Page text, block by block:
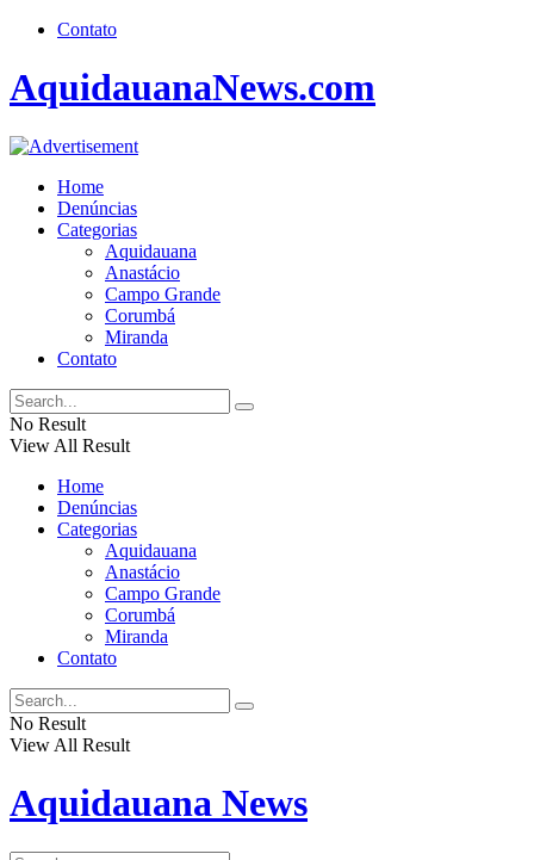
Contato
AquidauanaNews.com
Home
Denúncias
Categorias
Aquidauana
Anastácio
Campo Grande
Corumbá
Miranda
Contato
No Result
View All Result
Home
Denúncias
Categorias
Aquidauana
Anastácio
Campo Grande
Corumbá
Miranda
Contato
No Result
View All Result
Aquidauana News